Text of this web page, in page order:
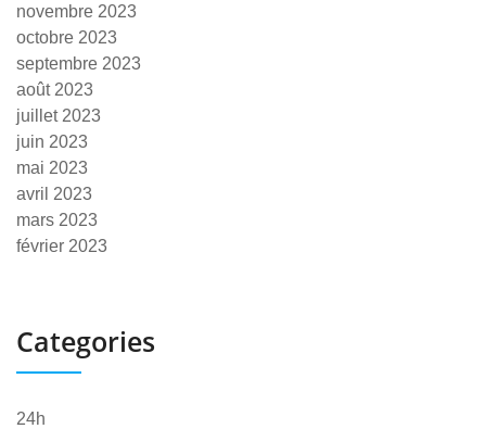
novembre 2023
octobre 2023
septembre 2023
août 2023
juillet 2023
juin 2023
mai 2023
avril 2023
mars 2023
février 2023
Categories
24h